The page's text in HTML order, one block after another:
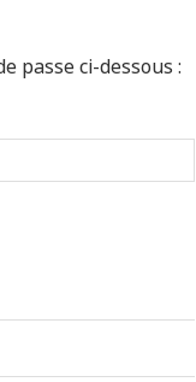
passe ci-dessous :